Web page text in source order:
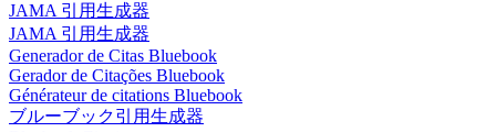
JAMA 引用生成器
JAMA 引用生成器
Generador de Citas Bluebook
Gerador de Citações Bluebook
Générateur de citations Bluebook
ブルーブック引用生成器